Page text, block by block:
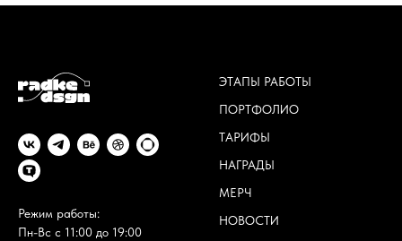
Режим работы:
Пн-Вс с 11:00 до 19:00
ЭТАПЫ РАБОТЫ
ПОРТФОЛИО
ТАРИФЫ
НАГРАДЫ
МЕРЧ
НОВОСТИ